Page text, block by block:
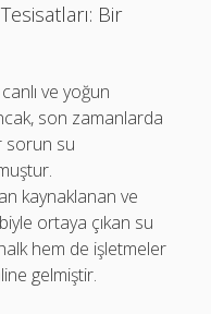
Bir
ve yoğun
son zamanlarda
sorun su
kaynaklanan ve
ortaya çıkan su
hem de işletmeler
gelmiştir.